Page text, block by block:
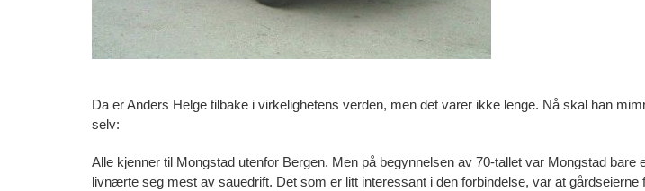
Da er Anders Helge tilbake i virkelighetens verden, men det varer ikke lenge. Nå skal han
selv:
Alle kjenner til Mongstad utenfor Bergen. Men på begynnelsen av 70-tallet var Mongstad
livnærte seg mest av sauedrift. Det som er litt interessant i den forbindelse, var at